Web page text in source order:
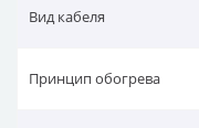
Вид кабеля
Принцип обогрева